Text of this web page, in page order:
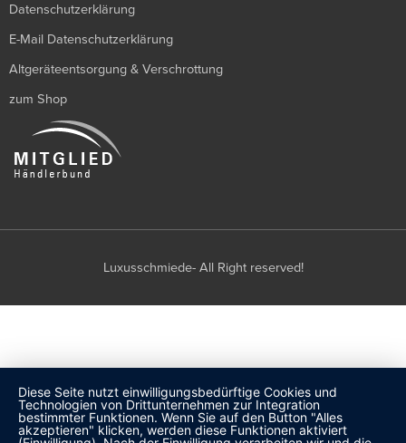
Datenschutzerklärung
E-Mail Datenschutzerklärung
Altgeräteentsorgung & Verschrottung
zum Shop
Luxusschmiede- All Right reserved!
Diese Seite nutzt einwilligungsbedürftige Cookies und
Technologien von Drittunternehmen zur Integration
bestimmter Funktionen. Wenn Sie auf den Button "Alles
akzeptieren" klicken, werden diese Funktionen aktiviert